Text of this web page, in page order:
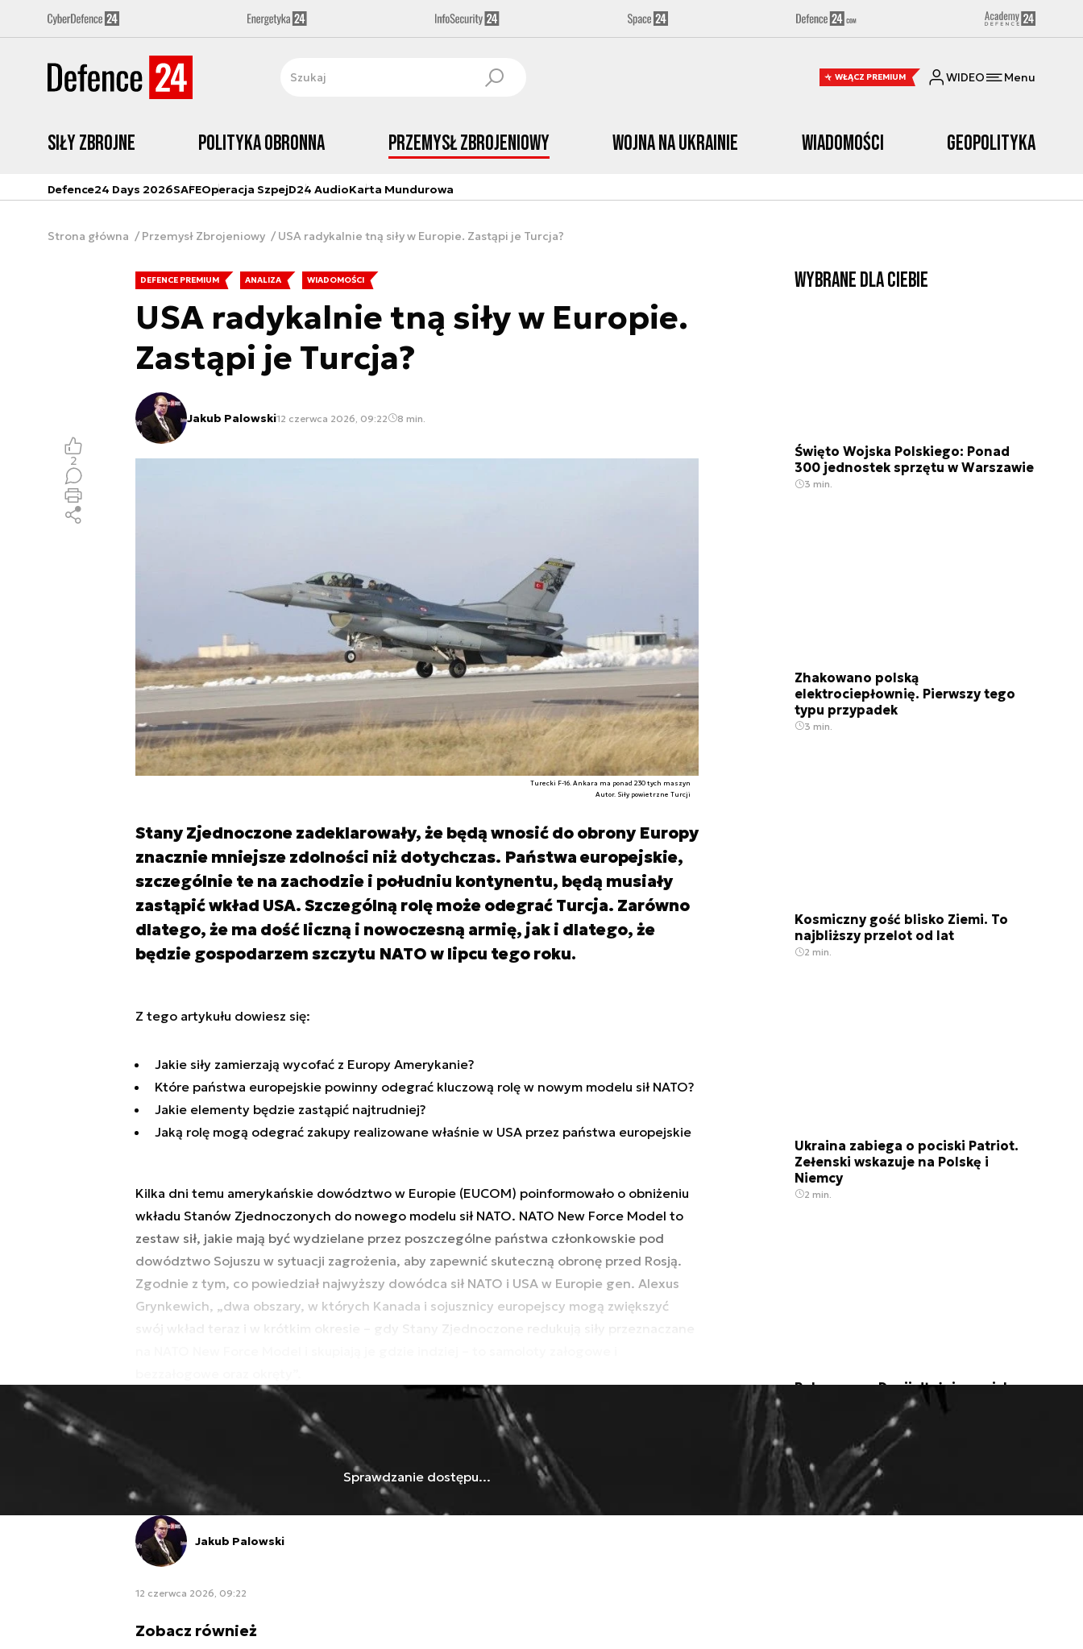
WŁĄCZ PREMIUM WIDEO Menu
Siły zbrojne Polityka obronna Przemysł Zbrojeniowy Wojna na Ukrainie Wiadomości Geopolityka
Defence24 Days 2026SAFEOperacja SzpejD24 AudioKarta Mundurowa
Strona główna Przemysł Zbrojeniowy USA radykalnie tną siły w Europie. Zastąpi je Turcja?
DEFENCE PREMIUM ANALIZA WIADOMOŚCI
USA radykalnie tną siły w Europie.
Zastąpi je Turcja?
Jakub Palowski12 czerwca 2026, 09:22 8 min.
Turecki F-16. Ankara ma ponad 230 tych maszyn
Autor. Siły powietrzne Turcji
Stany Zjednoczone zadeklarowały, że będą wnosić do obrony Europy
znacznie mniejsze zdolności niż dotychczas. Państwa europejskie,
szczególnie te na zachodzie i południu kontynentu, będą musiały
zastąpić wkład USA. Szczególną rolę może odegrać Turcja. Zarówno
dlatego, że ma dość liczną i nowoczesną armię, jak i dlatego, że
będzie gospodarzem szczytu NATO w lipcu tego roku.
2
Z tego artykułu dowiesz się:
Jakie siły zamierzają wycofać z Europy Amerykanie?
Które państwa europejskie powinny odegrać kluczową rolę w nowym modelu sił NATO?
Jakie elementy będzie zastąpić najtrudniej?
Jaką rolę mogą odegrać zakupy realizowane właśnie w USA przez państwa europejskie
Kilka dni temu amerykańskie dowództwo w Europie (EUCOM) poinformowało o obniżeniu
wkładu Stanów Zjednoczonych do nowego modelu sił NATO. NATO New Force Model to
zestaw sił, jakie mają być wydzielane przez poszczególne państwa członkowskie pod
dowództwo Sojuszu w sytuacji zagrożenia, aby zapewnić skuteczną obronę przed Rosją.
Zgodnie z tym, co powiedział najwyższy dowódca sił NATO i USA w Europie gen. Alexus
Grynkewich, „dwa obszary, w których Kanada i sojusznicy europejscy mogą zwiększyć
swój wkład teraz i w krótkim okresie – gdy Stany Zjednoczone redukują siły przeznaczane
Sprawdzanie dostępu...
Jakub Palowski
12 czerwca 2026, 09:22
Zobacz również
Wybrane dla Ciebie
Święto Wojska Polskiego: Ponad
300 jednostek sprzętu w Warszawie
3 min.
Zhakowano polską
elektrociepłownię. Pierwszy tego
typu przypadek
3 min.
Kosmiczny gość blisko Ziemi. To
najbliższy przelot od lat
2 min.
Ukraina zabiega o pociski Patriot.
Zełenski wskazuje na Polskę i
Niemcy
2 min.
Poborowy w Danii dłużej w wojsku